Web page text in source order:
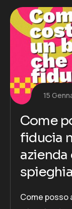
15
Come
fiducia
azienda
Come posso